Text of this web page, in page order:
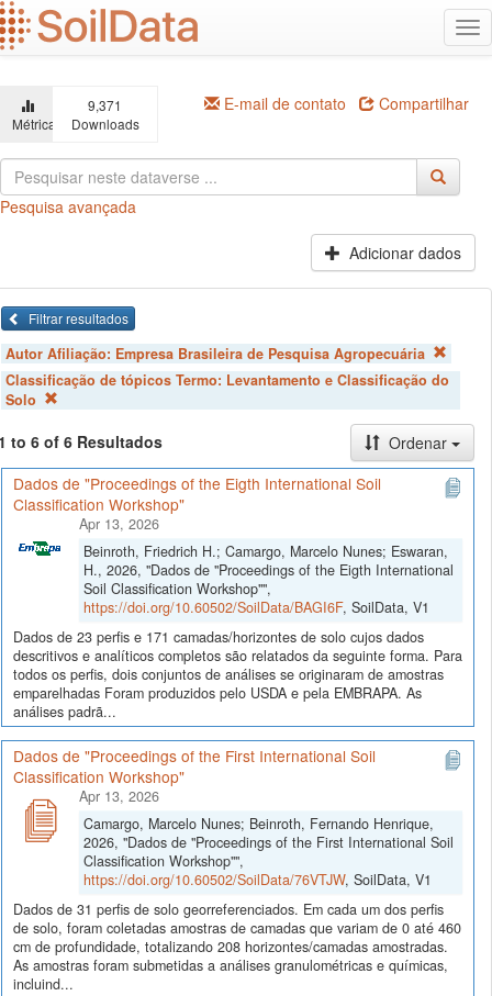
Ir
para
o
principal
Métricas
9,371
Downloads
E-mail de contato Compartilhar
Pesquisa avançada
Adicionar dados
Filtrar resultados
Autor Afiliação: Empresa Brasileira de Pesquisa Agropecuária
Classificação de tópicos Termo: Levantamento e Classificação do
Solo
to 6 of 6 Resultados
Ordenar
Dados de "Proceedings of the Eigth International Soil
Classification Workshop"
Apr 13, 2026
Beinroth, Friedrich H.; Camargo, Marcelo Nunes; Eswaran,
H., 2026, "Dados de "Proceedings of the Eigth International
Soil Classification Workshop"",
https://doi.org/10.60502/SoilData/BAGI6F, SoilData, V1
Dados de 23 perfis e 171 camadas/horizontes de solo cujos dados
descritivos e analíticos completos são relatados da seguinte forma. Para
todos os perfis, dois conjuntos de análises se originaram de amostras
emparelhadas Foram produzidos pelo USDA e pela EMBRAPA. As
análises padrã...
Dados de "Proceedings of the First International Soil
Classification Workshop"
Apr 13, 2026
Camargo, Marcelo Nunes; Beinroth, Fernando Henrique,
2026, "Dados de "Proceedings of the First International Soil
Classification Workshop"",
https://doi.org/10.60502/SoilData/76VTJW, SoilData, V1
Dados de 31 perfis de solo georreferenciados. Em cada um dos perfis
de solo, foram coletadas amostras de camadas que variam de 0 até 460
cm de profundidade, totalizando 208 horizontes/camadas amostradas.
As amostras foram submetidas a análises granulométricas e químicas,
incluind...